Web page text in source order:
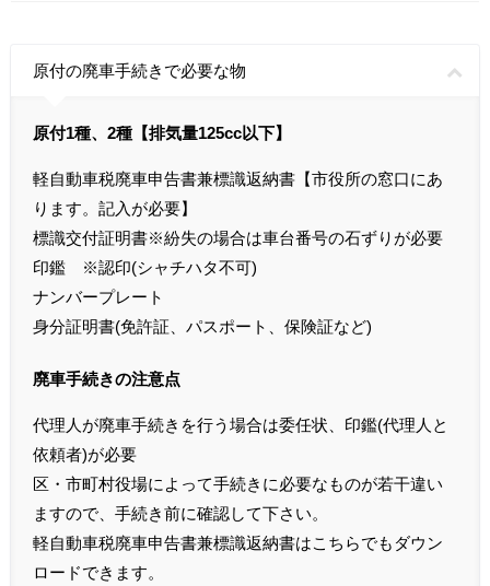
原付の廃車手続きで必要な物
原付1種、2種【排気量125cc以下】
軽自動車税廃車申告書兼標識返納書【市役所の窓口にあ
ります。記入が必要】
標識交付証明書※紛失の場合は車台番号の石ずりが必要
印鑑 ※認印(シャチハタ不可)
ナンバープレート
身分証明書(免許証、パスポート、保険証など)
廃車手続きの注意点
代理人が廃車手続きを行う場合は委任状、印鑑(代理人と
依頼者)が必要
区・市町村役場によって手続きに必要なものが若干違い
ますので、手続き前に確認して下さい。
軽自動車税廃車申告書兼標識返納書はこちらでもダウン
ロードできます。